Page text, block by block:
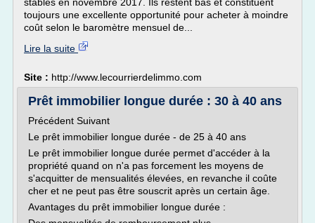
toujours une excellente opportunité pour acheter à moindre
coût selon le baromètre mensuel de...
Lire la suite
Site : http://www.lecourrierdelimmo.com
Prêt immobilier longue durée : 30 à 40 ans
Précédent Suivant
Le prêt immobilier longue durée - de 25 à 40 ans
Le prêt immobilier longue durée permet d'accéder à la
propriété quand on n'a pas forcement les moyens de
s'acquitter de mensualités élevées, en revanche il coûte
cher et ne peut pas être souscrit après un certain âge.
Avantages du prêt immobilier longue durée :